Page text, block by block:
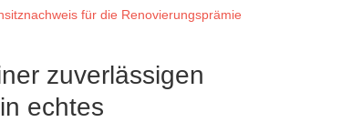
für die Renovierungsprämie
zuverlässigen
echtes